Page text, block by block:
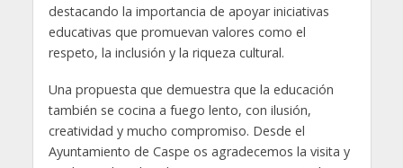
destacando la importancia de apoyar iniciativas
educativas que promuevan valores como el
respeto, la inclusión y la riqueza cultural.
Una propuesta que demuestra que la educación
también se cocina a fuego lento, con ilusión,
creatividad y mucho compromiso. Desde el
Ayuntamiento de Caspe os agradecemos la visita y